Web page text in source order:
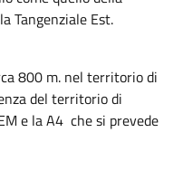
Tangenziale Est.
800 m. nel territorio di
del territorio di
e la A4 che si prevede